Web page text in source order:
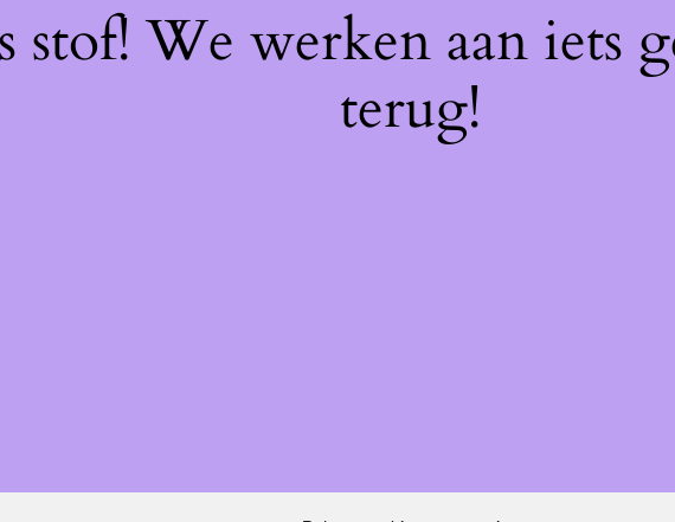
stof! We werken aan iets
terug!